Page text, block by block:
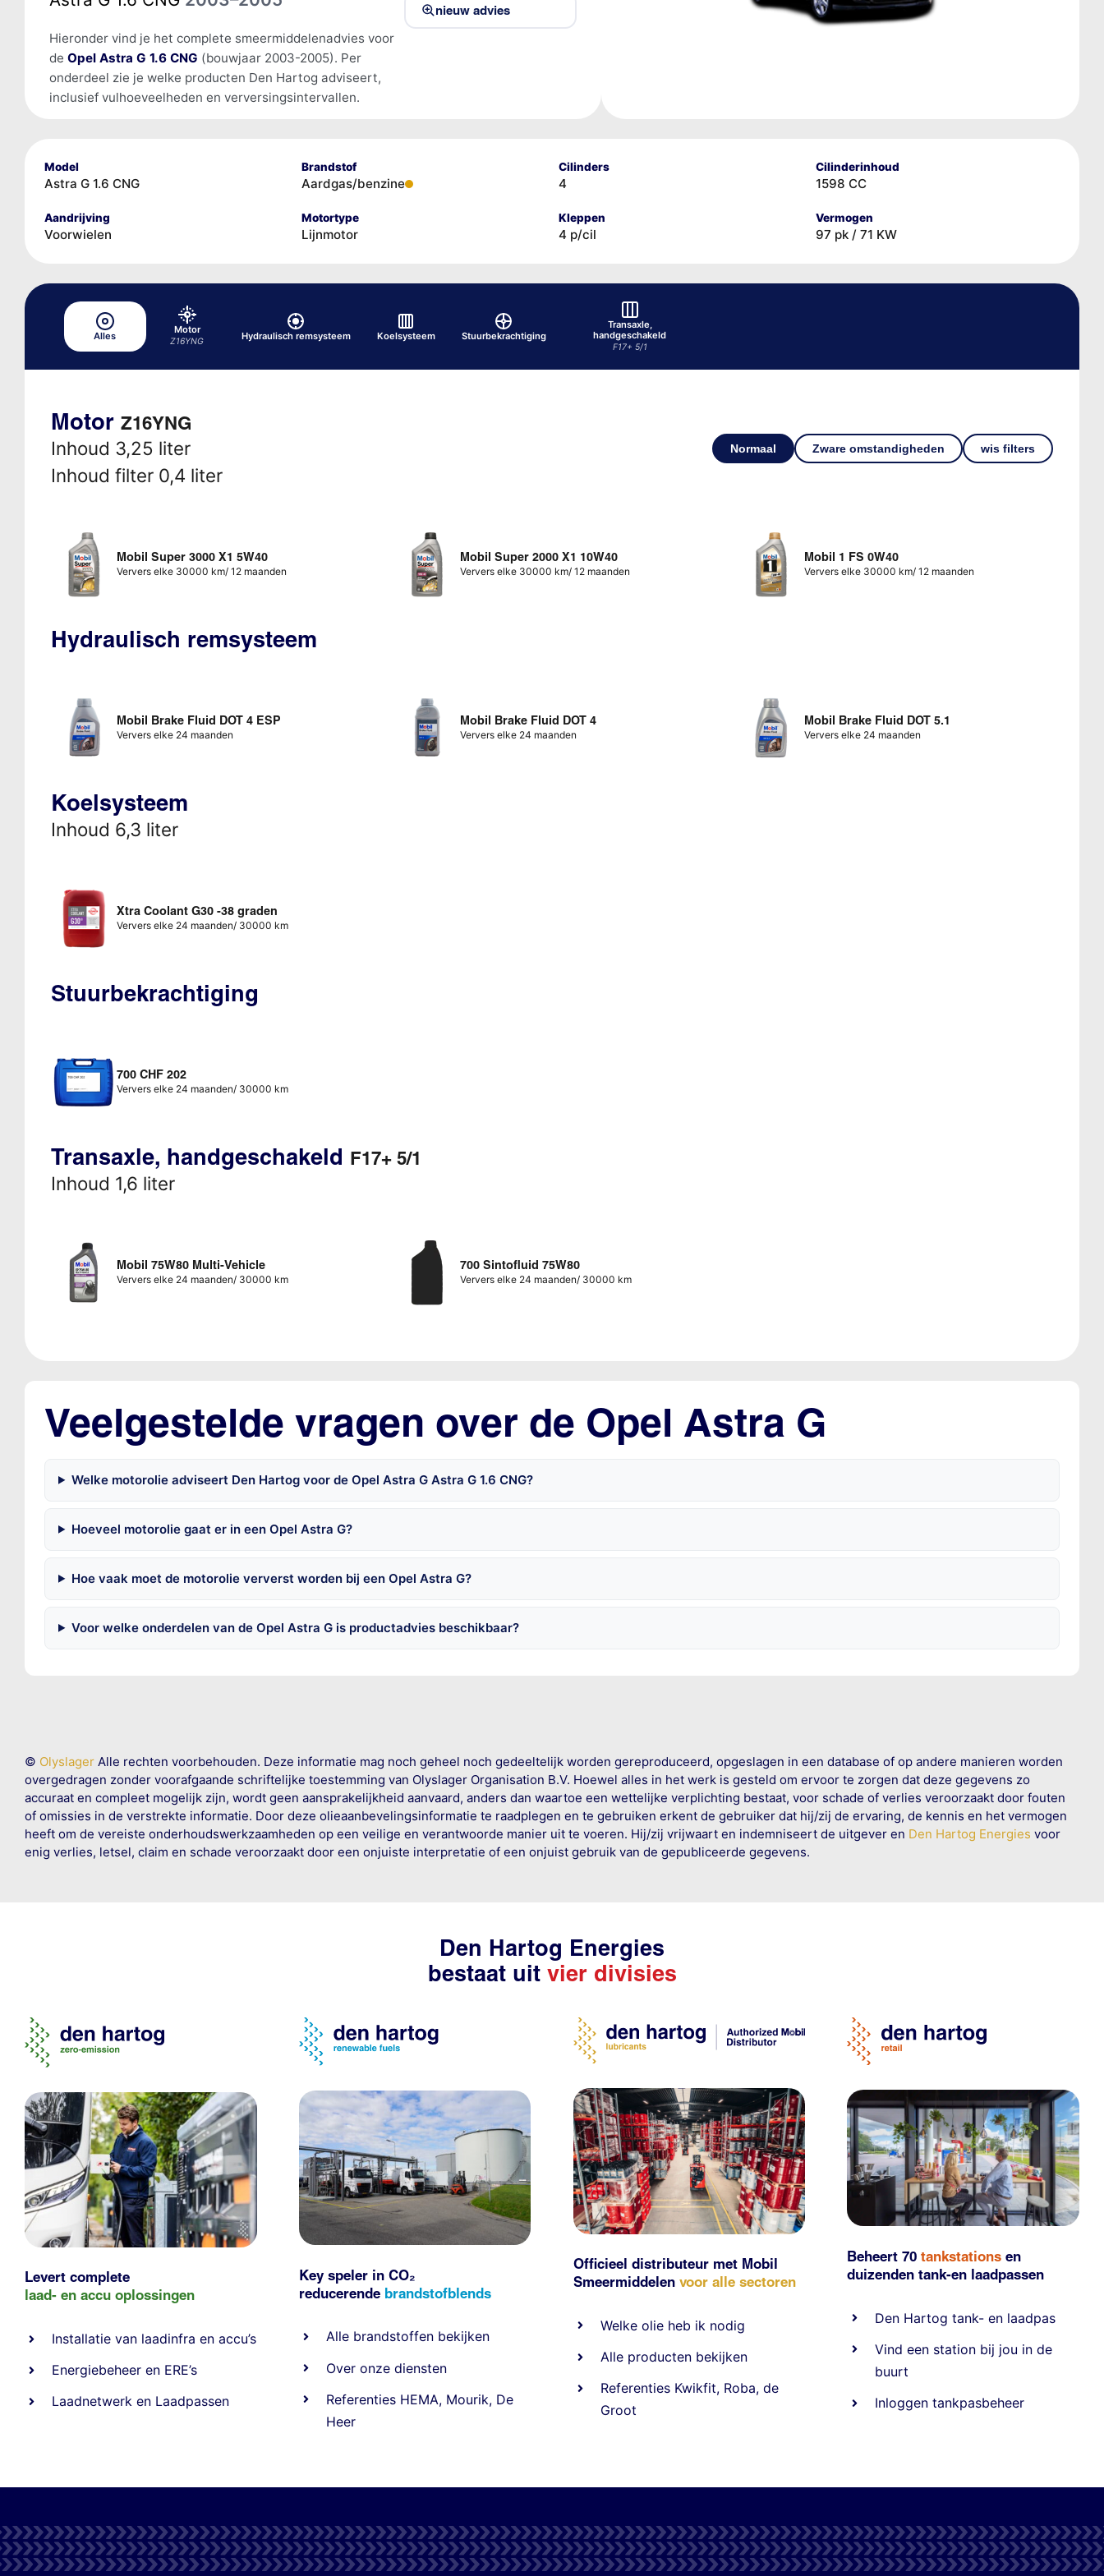
Hieronder vind je het complete smeermiddelenadvies voor
de Opel Astra G 1.6 CNG (bouwjaar 2003-2005). Per
onderdeel zie je welke producten Den Hartog adviseert,
inclusief vulhoeveelheden en verversingsintervallen.
nieuw advies
Model
Astra G 1.6 CNG
Brandstof
Aardgas/benzine
Cilinders
4
Cilinderinhoud
1598 CC
Aandrijving
Voorwielen
Motortype
Lijnmotor
Kleppen
4 p/cil
Vermogen
97 pk / 71 KW
Alles
Motor
Z16YNG Hydraulisch remsysteem Koelsysteem Stuurbekrachtiging
Transaxle,
handgeschakeld
F17+ 5/1
Motor Z16YNG
Inhoud 3,25 liter
Inhoud filter 0,4 liter
Normaal Zware omstandigheden wis filters
Mobil Super 3000 X1 5W40
Ververs elke 30000 km/ 12 maanden
Mobil Super 2000 X1 10W40
Ververs elke 30000 km/ 12 maanden
Mobil 1 FS 0W40
Ververs elke 30000 km/ 12 maanden
Hydraulisch remsysteem
Mobil Brake Fluid DOT 4 ESP
Ververs elke 24 maanden
Mobil Brake Fluid DOT 4
Ververs elke 24 maanden
Mobil Brake Fluid DOT 5.1
Ververs elke 24 maanden
Koelsysteem
Inhoud 6,3 liter
Xtra Coolant G30 -38 graden
Ververs elke 24 maanden/ 30000 km
Stuurbekrachtiging
700 CHF 202
Ververs elke 24 maanden/ 30000 km
Transaxle, handgeschakeld F17+ 5/1
Inhoud 1,6 liter
Mobil 75W80 Multi-Vehicle
Ververs elke 24 maanden/ 30000 km
700 Sintofluid 75W80
Ververs elke 24 maanden/ 30000 km
Veelgestelde vragen over de Opel Astra G
Welke motorolie adviseert Den Hartog voor de Opel Astra G Astra G 1.6 CNG?
Hoeveel motorolie gaat er in een Opel Astra G?
Hoe vaak moet de motorolie ververst worden bij een Opel Astra G?
Voor welke onderdelen van de Opel Astra G is productadvies beschikbaar?
© OlyslagerAlle rechten voorbehouden. Deze informatie mag noch geheel noch gedeeltelijk worden gereproduceerd, opgeslagen in een database of op andere manieren worden
overgedragen zonder voorafgaande schriftelijke toestemming van Olyslager Organisation B.V. Hoewel alles in het werk is gesteld om ervoor te zorgen dat deze gegevens zo
accuraat en compleet mogelijk zijn, wordt geen aansprakelijkheid aanvaard, anders dan waartoe een wettelijke verplichting bestaat, voor schade of verlies veroorzaakt door fouten
of omissies in de verstrekte informatie. Door deze olieaanbevelingsinformatie te raadplegen en te gebruiken erkent de gebruiker dat hij/zij de ervaring, de kennis en het vermogen
heeft om de vereiste onderhoudswerkzaamheden op een veilige en verantwoorde manier uit te voeren. Hij/zij vrijwaart en indemniseert de uitgever en Den Hartog Energies voor
enig verlies, letsel, claim en schade veroorzaakt door een onjuiste interpretatie of een onjuist gebruik van de gepubliceerde gegevens.
Den Hartog Energies
bestaat uit vier divisies
Levert complete
laad- en accu oplossingen
Installatie van laadinfra en accu’s
Energiebeheer en ERE’s
Laadnetwerk en Laadpassen
Key speler in CO₂
reducerende brandstofblends
Alle brandstoffen bekijken
Over onze diensten
Referenties HEMA, Mourik, De
Heer
Officieel distributeur met Mobil
Smeermiddelen voor alle sectoren
Welke olie heb ik nodig
Alle producten bekijken
Referenties Kwikfit, Roba, de
Groot
Beheert 70tankstationsen
duizendentank-en laadpassen
Den Hartog tank- en laadpas
Vind een station bij jou in de
buurt
Inloggen tankpasbeheer